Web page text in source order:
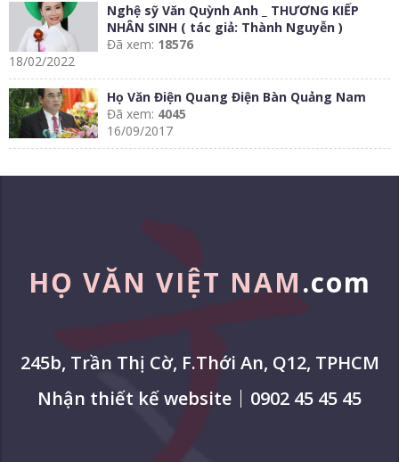
Nghệ sỹ Văn Quỳnh Anh _ THƯƠNG KIẾP
NHÂN SINH ( tác giả: Thành Nguyễn )
Đã xem: 18576
18/02/2022
Họ Văn Điện Quang Điện Bàn Quảng Nam
Đã xem: 4045
16/09/2017
HỌ VĂN VIỆT NAM.com
245b, Trần Thị Cờ, F.Thới An, Q12, TPHCM
Nhận thiết kế website
0902 45 45 45